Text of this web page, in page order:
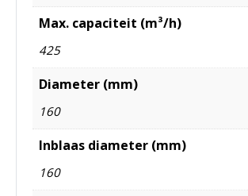
Max. capaciteit (m³/h)
425
Diameter (mm)
160
Inblaas diameter (mm)
160